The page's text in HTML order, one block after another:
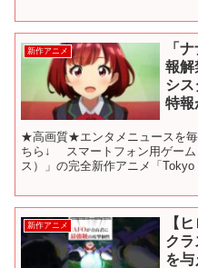
新作アニメ
「
報
シス
特報
★高画質★エンタメニュースを
ちら↓ スマートフォン用ゲーム
ス）」の完全新作アニメ「
新作アニメ
【
ク
を与